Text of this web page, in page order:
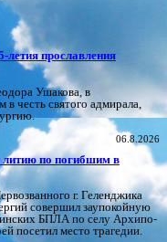
прославления
Ушакова, в
честь святого адмирала,
06.8.2026
литию по погибшим в
г. Геленджика
совершил заупокойную
БПЛА по селу Архипо-
посетил место трагедии.